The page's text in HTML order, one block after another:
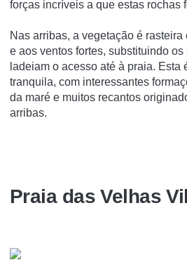
forças incríveis a que estas rochas
Nas arribas, a vegetação é
e aos ventos fortes, substituindo
ladeiam o acesso até à praia. Esta
tranquila, com interessantes
da maré e muitos recantos
arribas.
Praia das Velhas